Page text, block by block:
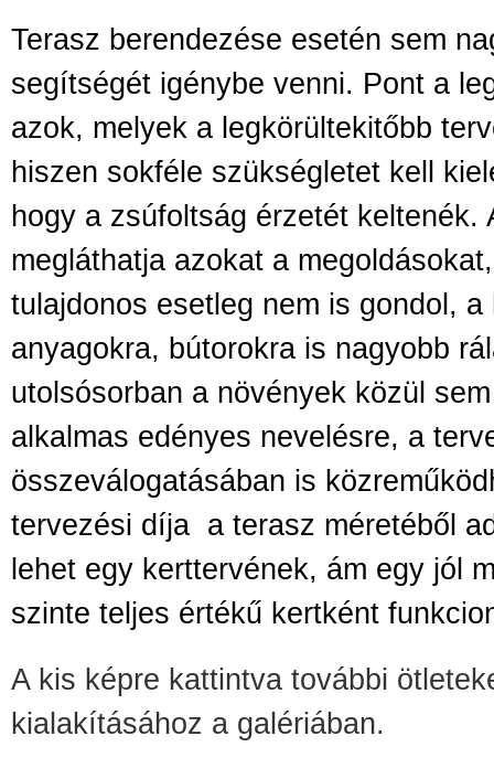
Terasz berendezése esetén sem
segítségét igénybe venni. Pont a
azok, melyek a legkörültekitőbb
hiszen sokféle szükségletet kell
hogy a zsúfoltság érzetét keltenék.
megláthatja azokat a
tulajdonos esetleg nem is gondol, a
anyagokra, bútorokra is nagyobb
utolsósorban a növények közül
alkalmas edényes nevelésre, a
összeválogatásában is
tervezési díja a terasz méretéből
lehet egy kerttervének, ám egy jól
szinte teljes értékű kertként
A kis képre kattintva további
kialakításához a galériában.